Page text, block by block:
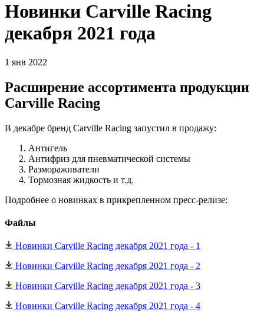
Новинки Carville Racing
декабря 2021 года
1 янв 2022
Расширение ассортимента продукции
Carville Racing
В декабре бренд Carville Racing запустил в продажу:
Антигель
Антифриз для пневматической системы
Размораживатели
Тормозная жидкость и т.д.
Подробнее о новинках в прикрепленном пресс-релизе:
Файлы
Новинки Carville Racing декабря 2021 года - 1
Новинки Carville Racing декабря 2021 года - 2
Новинки Carville Racing декабря 2021 года - 3
Новинки Carville Racing декабря 2021 года - 4